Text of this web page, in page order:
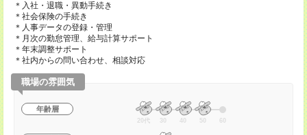
＊入社・退職・異動手続き
＊社会保険の手続き
＊人事データの登録・管理
＊月次の勤怠管理、給与計算サポート
＊年末調整サポート
＊社内からの問い合わせ、相談対応
職場の雰囲気
年齢層
20代 30 40 50 60